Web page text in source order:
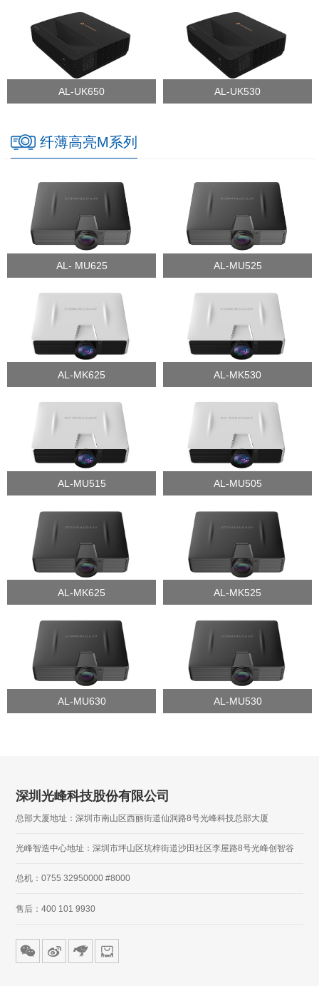
AL-UK650 AL-UK530
纤薄高亮M系列
AL- MU625 AL-MU525
AL-MK625 AL-MK530
AL-MU515 AL-MU505
AL-MK625 AL-MK525
AL-MU630 AL-MU530
深圳光峰科技股份有限公司
总部大厦地址：深圳市南山区西丽街道仙洞路8号光峰科技总部大厦
光峰智造中心地址：深圳市坪山区坑梓街道沙田社区李屋路8号光峰创智谷
总机：0755 32950000 #8000
售后：400 101 9930